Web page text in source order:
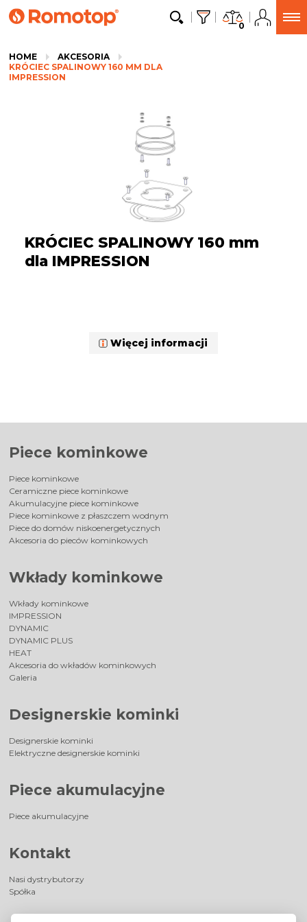
0
HOME
AKCESORIA
KRÓCIEC SPALINOWY 160 MM DLA
IMPRESSION
KRÓCIEC SPALINOWY 160 mm
dla IMPRESSION
Więcej informacji
Piece kominkowe
Piece kominkowe
Ceramiczne piece kominkowe
Akumulacyjne piece kominkowe
Piece kominkowe z płaszczem wodnym
Piece do domów niskoenergetycznych
Akcesoria do pieców kominkowych
Wkłady kominkowe
Wkłady kominkowe
IMPRESSION
DYNAMIC
DYNAMIC PLUS
HEAT
Akcesoria do wkładów kominkowych
Galeria
Designerskie kominki
Designerskie kominki
Elektryczne designerskie kominki
Piece akumulacyjne
Piece akumulacyjne
Kontakt
Nasi dystrybutorzy
Spółka